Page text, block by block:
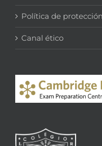
Política de
Canal ético